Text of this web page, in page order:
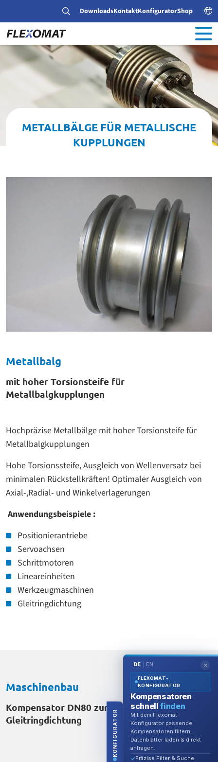
DownloadsKontaktKonfiguratorShop
METALLBÄLGE FÜR METALLISCHE
KUPPLUNGEN
Metallbalg
mit hoher Torsionsteife für
Metallbalgkupplungen
Hochpräzise Metallbälge mit hoher Torsionsteife für
Metallbalgkupplungen
Hohe Torsionssteife, Ausgleich von Wellenversatz bei
minimalen Rückstellkräften! Optimaler Ausgleich von
Axial-,Radial- und Winkelverlagerungen
Anwendungsbeispiele :
Positionierantriebe
Servoachsen
Schrittmotoren
Lineareinheiten
Werkzeugmaschinen
Gleitringdichtung
Maschinenbau
Kompensator DN80 zur Abdichtung einer
Gleitringdichtung
KONFIGURATOR
DE EN ✕
FLEXOMAT-
KONFIGURATOR
Kompensatoren
schnellfinden
Mit dem Flexomat-
Konfigurator passende
Kompensatoren filtern,
Datenblätter laden & direkt
anfragen.
Präzise Filter & Suche